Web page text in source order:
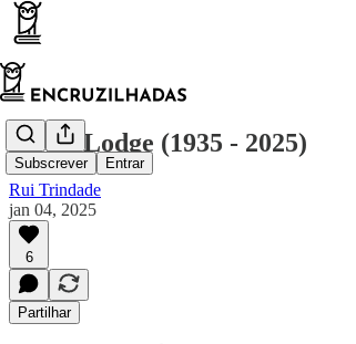
Subscrever Entrar
David Lodge (1935 - 2025)
Rui Trindade
jan 04, 2025
6
Partilhar